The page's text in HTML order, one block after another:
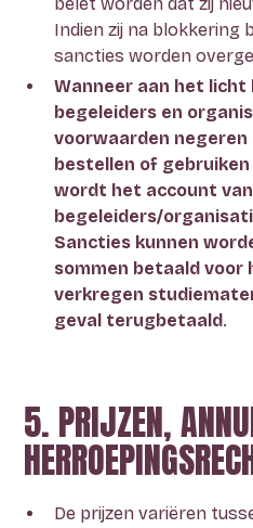
Indien zij na blokkering
sancties worden
Wanneer aan het
begeleiders en
voorwaarden
bestellen of
wordt het account
begeleiders/
Sancties kunnen
sommen betaald
verkregen
geval terugbetaald.
5. PRIJZEN,
De prijzen variëren